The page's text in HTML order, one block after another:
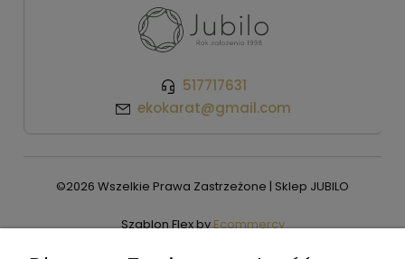
517717631
ekokarat@gmail.com
©2026 Wszelkie Prawa Zastrzeżone | Sklep JUBILO
Szablon Flex byEcommercy